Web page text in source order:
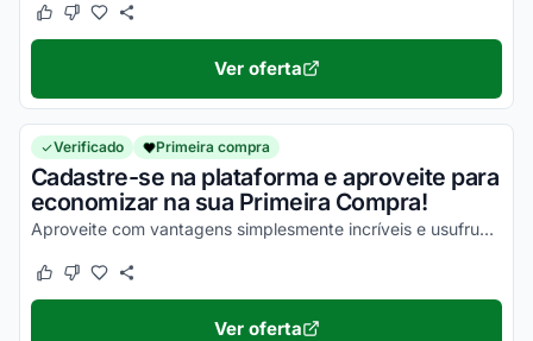
Este cupom funcionou
Este cupom não funcionou
Ver oferta
Verificado Primeira compra
Cadastre-se na plataforma e aproveite para
economizar na sua Primeira Compra!
Aproveite com vantagens simplesmente incríveis e usufrua dos melhores descontos!
Este cupom funcionou
Este cupom não funcionou
Ver oferta